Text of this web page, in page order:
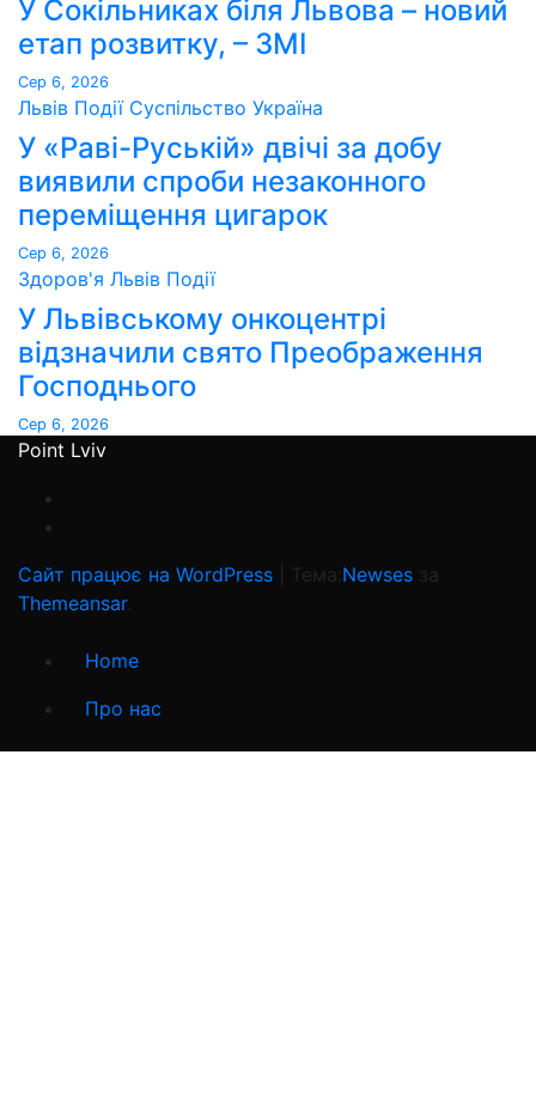
У Сокільниках біля Львова – новий
етап розвитку, – ЗМІ
Сер 6, 2026
Львів Події Суспільство Україна
У «Раві-Руській» двічі за добу
виявили спроби незаконного
переміщення цигарок
Сер 6, 2026
Здоров'я Львів Події
У Львівському онкоцентрі
відзначили свято Преображення
Господнього
Сер 6, 2026
Point Lviv
Сайт працює на WordPress Тема:Newses за
Themeansar.
Home
Про нас